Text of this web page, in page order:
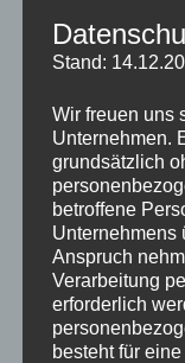
Die grosse
Kaffeelöffel
ergibt 1,18 g,
klärt auf: Es
Zeitung durch
Hubi und Hans
die Farbe
ergibt sich ein
einige
Stand:
Wir freuen uns
Unternehmen.
grundsätzlich
betroffene
Unternehmens
Anspruch
Verarbeitung
erforderlich
besteht für